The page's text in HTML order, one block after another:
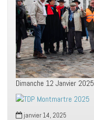
Dimanche 12 Janvier 2025
janvier 14, 2025